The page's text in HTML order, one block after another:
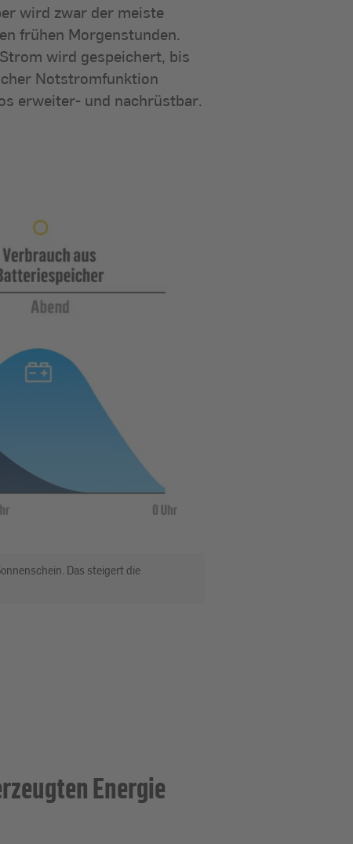
wird zwar der meiste
frühen Morgenstunden.
wird gespeichert, bis
Notstromfunktion
erweiter- und nachrüstbar.
Das steigert die
Energie